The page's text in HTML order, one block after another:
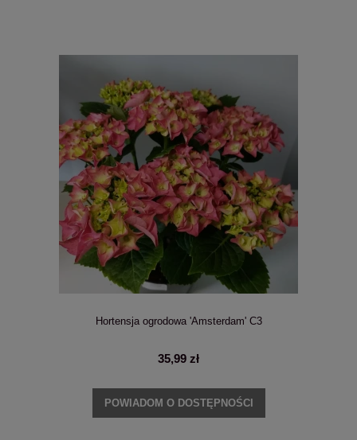
Hortensja ogrodowa 'Amsterdam' C3
35,99 zł
POWIADOM O DOSTĘPNOŚCI